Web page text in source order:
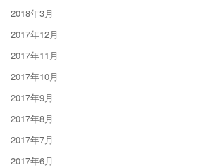
2018年3月
2017年12月
2017年11月
2017年10月
2017年9月
2017年8月
2017年7月
2017年6月